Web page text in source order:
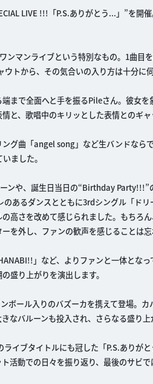
LIVE !!!「P.S.ありがとう...」”を
マンライブという特別なもの。1曲目
トから、その気合いの入り方は十分に伺
まで全面へと手を振るPileさん。彼女
と、歌唱中のキリッとした表情とのギャ
グ曲「angel song」など生バンドなら
ました。
ンや、誕生日当日の“Birthday
あるダンスとともに3rdシングル「ド
高さを改めて感じられました。もちろ
を外し、ファンの歓声を感じることは忘
」など、よりファンと一体とな
盛り上がりを演出します。
ール入りのバズーカを携えて登場。
なバルーンも投入され、さらなる盛り上
イブタイトルにも冠した「P.S.ありが
活動での日々を振り返り、最後のサビで